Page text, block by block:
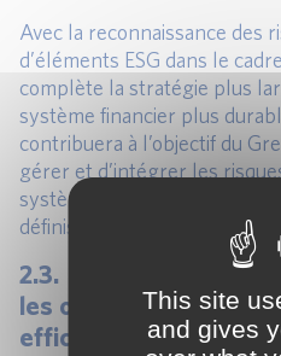
Avec la reconnaissance des
d’éléments ESG dans le
complète la stratégie plus
système financier plus
contribuera à l’objectif du
gérer et d’intégrer les
système financier et les
définis dans le rapport de
2.3. harmoniser
les outils de
efficacité du MSU
This site
and gives